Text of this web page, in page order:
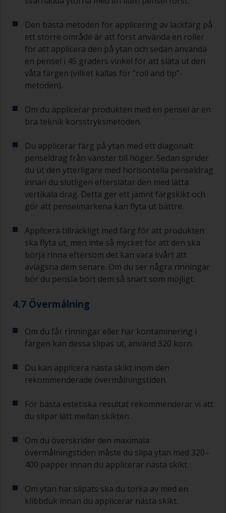
Den bästa metoden för applicering av lackfärg på
ett större område är att först använda en roller
för att applicera den på ytan och sedan använda
en pensel i 45 graders vinkel för att släta ut den
våta färgen (vilket kallas för ”roll and tip”-
metoden).
Om du applicerar produkten med en pensel är en
bra teknik korsstryksmetoden.
Du applicerar färg på ytan med ett diagonalt
penseldrag från vänster till höger. Sedan sprider
du ut den ytterligare med horisontella penseldrag
innan du slutligen efterslätar den med lätta
vertikala drag. Detta ger ett jämnt färgskikt och
gör att penselmärkena kan flyta ut bättre.
Applicera tillräckligt med färg för att produkten
ska flyta ut, men inte så mycket för att den ska
börja rinna eftersom det kan vara svårt att
avlägsna dem senare. Om du ser några rinningar
bör du pensla bort dem så snart som möjligt.
4.7 Övermålning
Om du får rinningar eller har kontaminering i
färgen kan dessa slipas ut, använd 320 korn.
Du kan applicera nästa skikt inom den
rekommenderade övermålningstiden.
För bästa estetiska resultat rekommenderar vi att
du slipar lätt mellan skikten.
Om du överskrider den maximala
övermålningstiden måste du slipa ytan med 320–
400 papper innan du applicerar nästa skikt.
Om ytan har slipats ska du torka av med en
klibbduk innan du applicerar nästa skikt.